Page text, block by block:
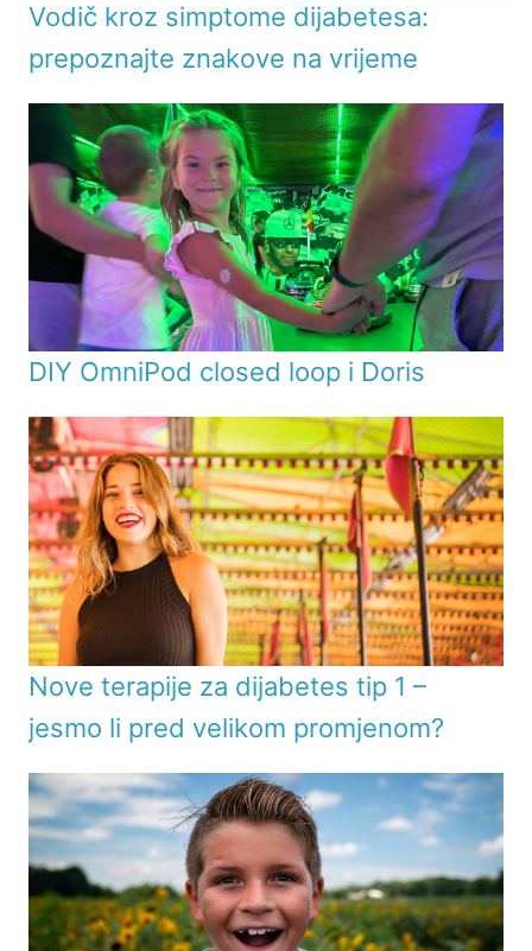
Vodič kroz simptome dijabetesa:
prepoznajte znakove na vrijeme
DIY OmniPod closed loop i Doris
Nove terapije za dijabetes tip 1 –
jesmo li pred velikom promjenom?